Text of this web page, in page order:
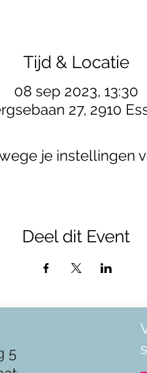
Tijd & Locatie
08 sep 2023, 13:30
27, 2910
je instellingen
Deel dit Event
5